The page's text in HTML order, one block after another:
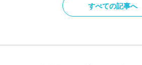
すべての記事へ